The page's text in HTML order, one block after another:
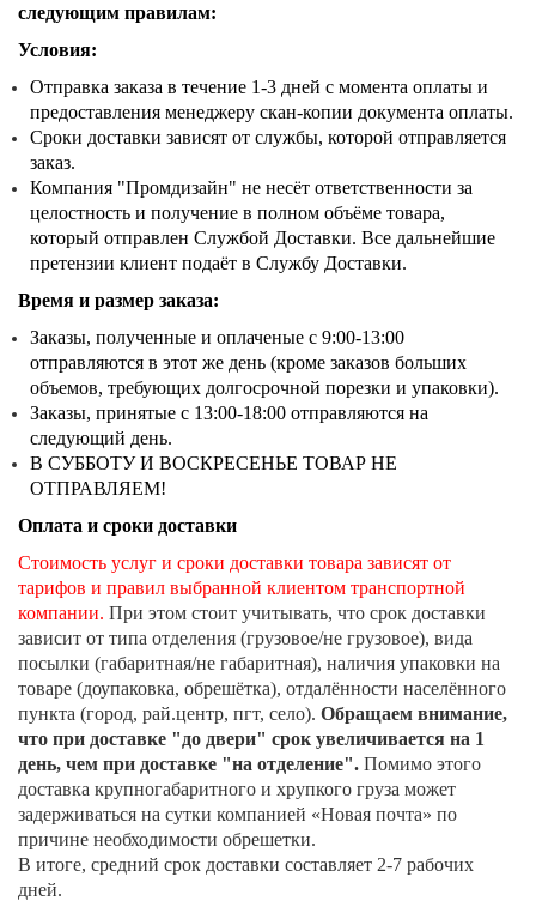
следующим правилам:
Условия:
Отправка заказа в течение 1-3 дней с момента оплаты и
предоставления менеджеру скан-копии документа оплаты.
Сроки доставки зависят от службы, которой отправляется
заказ.
Компания "Промдизайн" не несёт ответственности за
целостность и получение в полном объёме товара,
который отправлен Службой Доставки. Все дальнейшие
претензии клиент подаёт в Службу Доставки.
Время и размер заказа:
Заказы, полученные и оплаченые с 9:00-13:00
отправляются в этот же день (кроме заказов больших
объемов, требующих долгосрочной порезки и упаковки).
Заказы, принятые с 13:00-18:00 отправляются на
следующий день.
В СУББОТУ И ВОСКРЕСЕНЬЕ ТОВАР НЕ
ОТПРАВЛЯЕМ!
Оплата и сроки доставки
Стоимость услуг и сроки доставки товара зависят от
тарифов и правил выбранной клиентом транспортной
компании. При этом стоит учитывать, что срок доставки
зависит от типа отделения (грузовое/не грузовое), вида
посылки (габаритная/не габаритная), наличия упаковки на
товаре (доупаковка, обрешётка), отдалённости населённого
пункта (город, рай.центр, пгт, село). Обращаем внимание,
что при доставке "до двери" срок увеличивается на 1
день, чем при доставке "на отделение". Помимо этого
доставка крупногабаритного и хрупкого груза может
задерживаться на сутки компанией «Новая почта» по
причине необходимости обрешетки.
В итоге, средний срок доставки составляет 2-7 рабочих
дней.